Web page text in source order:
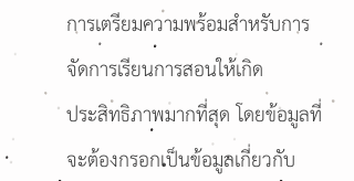
การเตรียมความพร้อมสำหรับการ
จัดการเรียนการสอนให้เกิด
ประสิทธิภาพมากที่สุด โดยข้อมูลที่
จะต้องกรอกเป็นข้อมูลเกี่ยวกับ